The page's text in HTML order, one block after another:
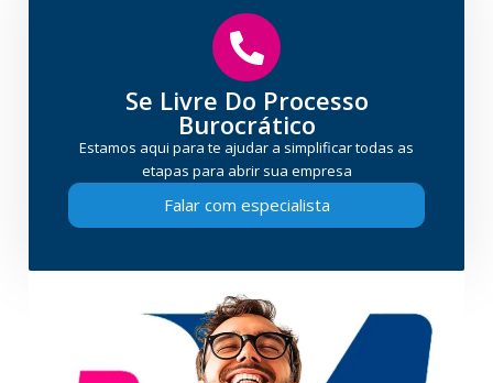
Se Livre Do Processo
Burocrático
Estamos aqui para te ajudar a simplificar todas as
etapas para abrir sua empresa
Falar com especialista